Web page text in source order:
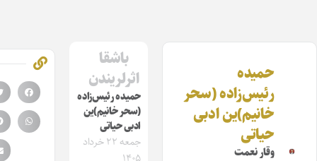
حمیده
رئیس‌زاده (سحر
خانیم)ین ادبی
حیاتی
وقار نعمت
باشقا
اثرلریندن
حمیده رئیس‌زاده
(سحر خانیم)ین
ادبی حیاتی
جمعه ۲۲ خرداد